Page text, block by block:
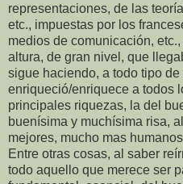
representaciones, de las
etc., impuestas por los
medios de comunicación,
altura, de gran nivel, que
sigue haciendo, a todo tipo de
enriqueció/enriquece a todos
principales riquezas, la del
buenísima y muchísima risa,
mejores, mucho mas
Entre otras cosas, al saber
todo aquello que merece ser